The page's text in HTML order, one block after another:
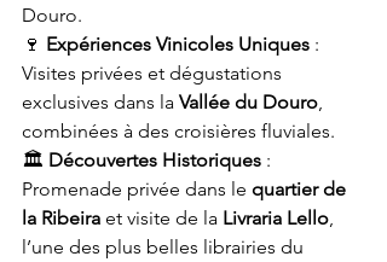
Douro.
🍷 Expériences Vinicoles Uniques :
Visites privées et dégustations
exclusives dans la Vallée du Douro,
combinées à des croisières fluviales.
🏛️ Découvertes Historiques :
Promenade privée dans le quartier de
la Ribeira et visite de la Livraria Lello,
l’une des plus belles librairies du